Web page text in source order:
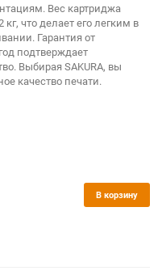
Вес картриджа
кг, что делает его легким в
Гарантия от
подтверждает
Выбирая SAKURA, вы
качество печати.
В корзину